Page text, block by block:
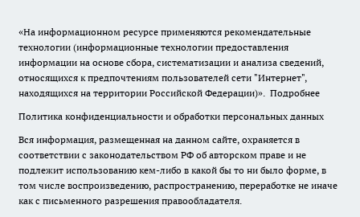
«На информационном ресурсе применяются рекомендательные
технологии (информационные технологии предоставления
информации на основе сбора, систематизации и анализа сведений,
относящихся к предпочтениям пользователей сети "Интернет",
находящихся на территории Российской Федерации)». Подробнее
Политика конфиденциальности и обработки персональных данных
Вся информация, размещенная на данном сайте, охраняется в
соответствии с законодательством РФ об авторском праве и не
подлежит использованию кем-либо в какой бы то ни было форме, в
том числе воспроизведению, распространению, переработке не иначе
как с письменного разрешения правообладателя.